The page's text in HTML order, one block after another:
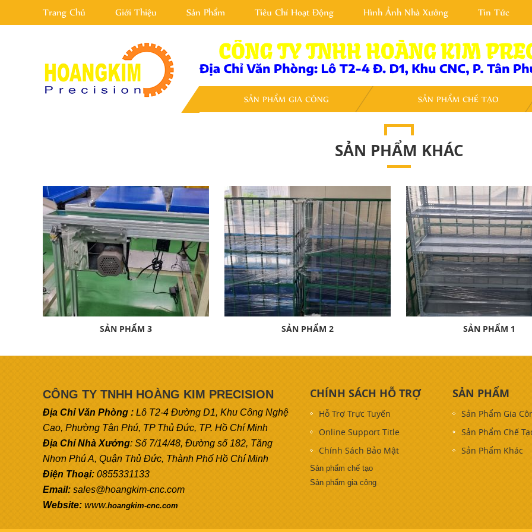
Trang Chủ Giới Thiệu Sản Phẩm Tiêu Chí Hoạt Động Hình Ảnh Nhà Xưởng Tin Tức
SẢN PHẨM GIA CÔNG SẢN PHẨM CHẾ TẠO
SẢN PHẨM KHÁC
SẢN PHẨM 3 SẢN PHẨM 2 SẢN PHẨM 1
CÔNG TY TNHH HOÀNG KIM PRECISION
Địa Chỉ Văn Phòng : Lô T2-4 Đường D1, Khu Công Nghệ
Cao, Phường Tân Phú, TP Thủ Đức, TP. Hồ Chí Minh
Địa Chỉ Nhà Xưởng: Số 7/14/48, Đường số 182, Tăng
Nhơn Phú A, Quận Thủ Đức, Thành Phố Hồ Chí Minh
Điện Thoại: 0855331133
Email: sales@hoangkim-cnc.com
Website: www.hoangkim-cnc.com
CHÍNH SÁCH HỖ TRỢ
Hỗ Trợ Trực Tuyến
Online Support Title
Chính Sách Bảo Mật
Sản phẩm chế tạo
Sản phẩm gia công
SẢN PHẨM
Sản Phẩm Gia
Sản Phẩm Chế
Sản Phẩm Khác